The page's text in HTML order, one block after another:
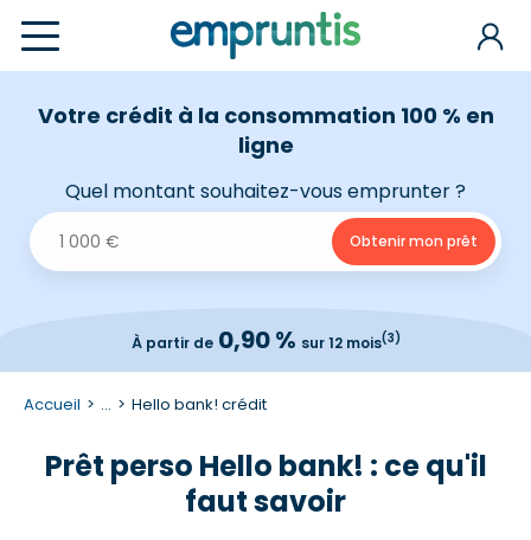
Votre crédit à la consommation 100 % en
ligne
Quel montant souhaitez-vous emprunter ?
À partir de0,90 % sur 12 mois(3)
Accueil ... Hello bank! crédit
Prêt perso Hello bank! : ce qu'il
faut savoir